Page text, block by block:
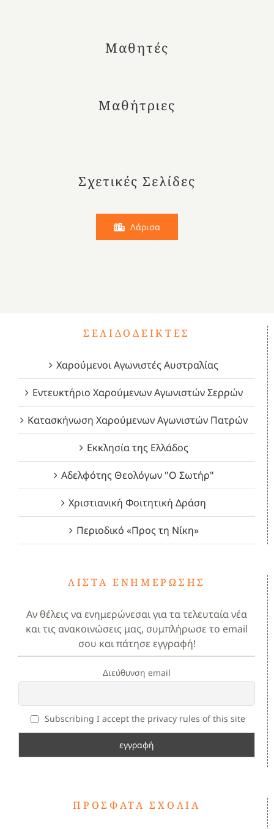
Μαθητές
Μαθήτριες
Σχετικές Σελίδες
Λάρισα
ΣΕΛΙΔΟΔΕΊΚΤΕΣ
Χαρούμενοι Αγωνιστές Αυστραλίας
Εντευκτήριο Χαρούμενων Αγωνιστών Σερρών
Κατασκήνωση Χαρούμενων Αγωνιστών Πατρών
Εκκλησία της Ελλάδος
Αδελφότης Θεολόγων "Ο Σωτήρ"
Χριστιανική Φοιτητική Δράση
Περιοδικό «Προς τη Νίκη»
ΛΊΣΤΑ ΕΝΗΜΈΡΩΣΗΣ
Αν θέλεις να ενημερώνεσαι για τα τελευταία νέα
και τις ανακοινώσεις μας, συμπλήρωσε το email
σου και πάτησε εγγραφή!
Διεύθυνση email
Subscribing I accept the privacy rules of this site
ΠΡΌΣΦΑΤΑ ΣΧΌΛΙΑ